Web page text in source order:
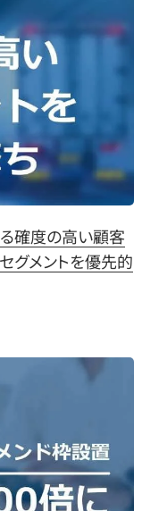
確度の高い顧客
グメントを優先的